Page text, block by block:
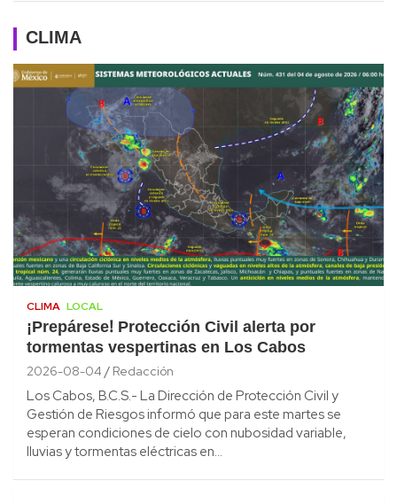
CLIMA
CLIMA LOCAL
¡Prepárese! Protección Civil alerta por
tormentas vespertinas en Los Cabos
2026-08-04 Redacción
Los Cabos, B.C.S.- La Dirección de Protección Civil y
Gestión de Riesgos informó que para este martes se
esperan condiciones de cielo con nubosidad variable,
lluvias y tormentas eléctricas en…